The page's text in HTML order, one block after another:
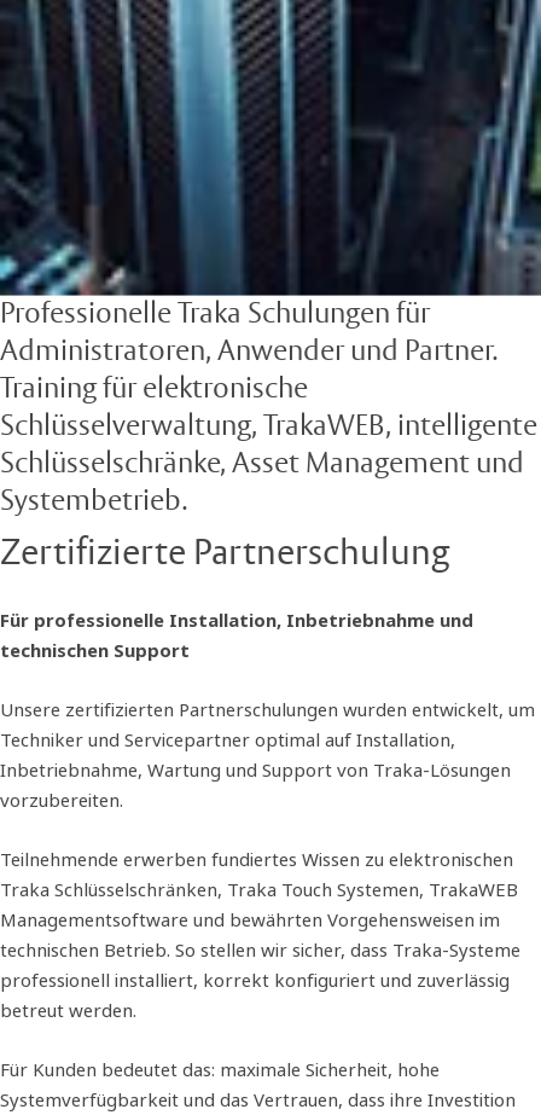
Professionelle Traka Schulungen für
Administratoren, Anwender und Partner.
Training für elektronische
Schlüsselverwaltung, TrakaWEB, intelligente
Schlüsselschränke, Asset Management und
Systembetrieb.
Zertifizierte Partnerschulung
Für professionelle Installation, Inbetriebnahme und
technischen Support
Unsere zertifizierten Partnerschulungen wurden entwickelt, um
Techniker und Servicepartner optimal auf Installation,
Inbetriebnahme, Wartung und Support von Traka-Lösungen
vorzubereiten.
Teilnehmende erwerben fundiertes Wissen zu elektronischen
Traka Schlüsselschränken, Traka Touch Systemen, TrakaWEB
Managementsoftware und bewährten Vorgehensweisen im
technischen Betrieb. So stellen wir sicher, dass Traka-Systeme
professionell installiert, korrekt konfiguriert und zuverlässig
betreut werden.
Für Kunden bedeutet das: maximale Sicherheit, hohe
Systemverfügbarkeit und das Vertrauen, dass ihre Investition